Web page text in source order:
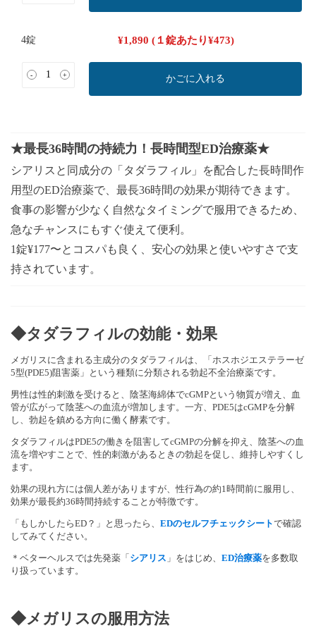
4錠 ¥1,890 (１錠あたり¥473)
- + かごに入れる
★最長36時間の持続力！長時間型ED治療薬★
シアリスと同成分の「タダラフィル」を配合した長時間作
用型のED治療薬で、最長36時間の効果が期待できます。
食事の影響が少なく自然なタイミングで服用できるため、
急なチャンスにもすぐ使えて便利。
1錠¥177〜とコスパも良く、安心の効果と使いやすさで支
持されています。
◆タダラフィルの効能・効果
メガリスに含まれる主成分のタダラフィルは、「ホスホジエステラーゼ
5型(PDE5)阻害薬」という種類に分類される勃起不全治療薬です。
男性は性的刺激を受けると、陰茎海綿体でcGMPという物質が増え、血
管が広がって陰茎への血流が増加します。一方、PDE5はcGMPを分解
し、勃起を鎮める方向に働く酵素です。
タダラフィルはPDE5の働きを阻害してcGMPの分解を抑え、陰茎への血
流を増やすことで、性的刺激があるときの勃起を促し、維持しやすくし
ます。
効果の現れ方には個人差がありますが、性行為の約1時間前に服用し、
効果が最長約36時間持続することが特徴です。
「もしかしたらED？」と思ったら、 EDのセルフチェックシートで確認
してみてください。
＊ベターヘルスでは先発薬「シアリス 」をはじめ、 ED治療薬を多数取
り扱っています。
◆メガリスの服用方法